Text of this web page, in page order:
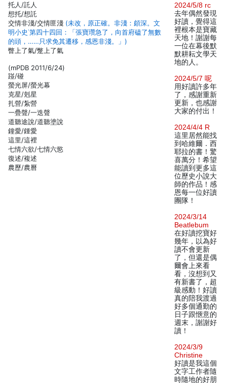
托人/託人
想托/想託
交情非淺/交情匪淺 (未改，原正確。非淺：頗深。文
明小史˙第四十四回：「張寶瓚急了，向首府磕了無數
的頭，……只求免其遷移，感恩非淺。」)
瞥上了氣/蹩上了氣
(mPDB 2011/6/24)
踫/碰
螢光屏/螢光幕
克星/剋星
扎營/紮營
一疊聲/一迭聲
道聽途說/道聽塗說
鐘愛/鍾愛
這里/這裡
七情六欲/七情六慾
復述/複述
農歷/農曆
2024/5/8 rc
去年偶然發現
好讀，覺得這
裡根本是寶藏
天地！謝謝每
一位在幕後默
默耕耘文學天
地的人。
2024/5/7 呢
用好讀許多年
了，感謝重新
更新，也感謝
大家的付出！
2024/4/4 R
這里居然能找
到哈維爾．西
耶拉的書！驚
喜萬分！希望
能讀到更多這
位歷史小說大
師的作品！感
恩每一位好讀
團隊！
2024/3/14
Beatlebum
在好讀挖寶好
幾年，以為好
讀不會更新
了，但還是偶
爾會上來看
看，沒想到又
有新書了，超
級感動！好讀
真的陪我渡過
好多個通勤的
日子跟愜意的
週末，謝謝好
讀！
2024/3/9
Christine
好讀是我這個
文字工作者隨
時隨地的好朋